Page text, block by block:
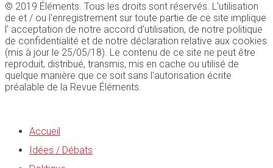
© 2019 Éléments. Tous les droits sont réservés. L'utilisation
de et / ou l'enregistrement sur toute partie de ce site implique
l' acceptation de notre accord d'utilisation, de notre politique
de confidentialité et de notre déclaration relative aux cookies
(mis à jour le 25/05/18). Le contenu de ce site ne peut être
reproduit, distribué, transmis, mis en cache ou utilisé de
quelque manière que ce soit sans l'autorisation écrite
préalable de la Revue Éléments.
Accueil
Idées / Débats